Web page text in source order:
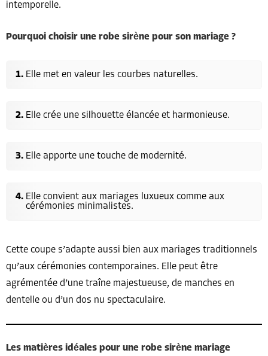
intemporelle.
Pourquoi choisir une robe sirène pour son mariage ?
Elle met en valeur les courbes naturelles.
Elle crée une silhouette élancée et harmonieuse.
Elle apporte une touche de modernité.
Elle convient aux mariages luxueux comme aux
cérémonies minimalistes.
Cette coupe s’adapte aussi bien aux mariages traditionnels
qu’aux cérémonies contemporaines. Elle peut être
agrémentée d’une traîne majestueuse, de manches en
dentelle ou d’un dos nu spectaculaire.
Les matières idéales pour une robe sirène mariage